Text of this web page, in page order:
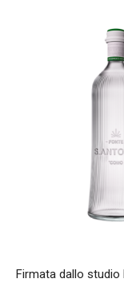
Firmata dallo